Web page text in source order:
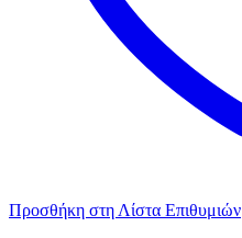
Προσθήκη στη Λίστα Επιθυμιών